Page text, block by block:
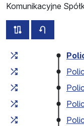
Komunikacyjne
wszystkie trasy
Czas przejazdu